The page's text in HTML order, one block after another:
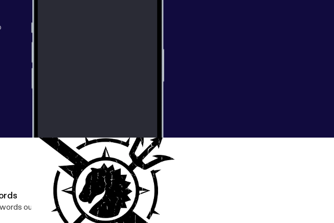
outwit bot attacks versus shorter more